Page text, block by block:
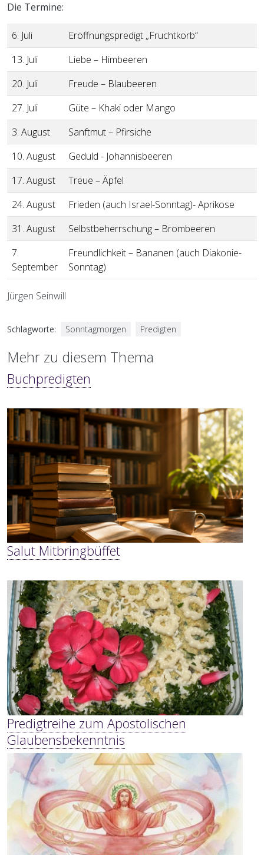
Die Termine:
6. Juli
Eröffnungspredigt „Fruchtkorb“
13. Juli
Liebe – Himbeeren
20. Juli
Freude – Blaubeeren
27. Juli
Güte – Khaki oder Mango
3. August
Sanftmut – Pfirsiche
10. August
Geduld - Johannisbeeren
17. August
Treue – Äpfel
24. August
Frieden (auch Israel-Sonntag)-Aprikose
31. August
Selbstbeherrschung – Brombeeren
7.
September
Freundlichkeit – Bananen (auch Diakonie-
Sonntag)
Jürgen Seinwill
Schlagworte Sonntagmorgen Predigten
Mehr zu diesem Thema
Buchpredigten
Salut Mitbringbüffet
Predigtreihe zum Apostolischen
Glaubensbekenntnis